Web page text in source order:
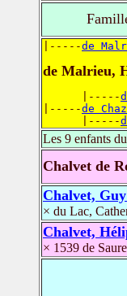
|-----de
de Malrieu,
      |-----
|-----de
      |-----
Les 9 enfants
Chalvet de
Chalvet, Guy
× du Lac,
Chalvet,
× 1539 de